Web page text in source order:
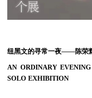
纽黑文的寻常一夜——陈荣
AN ORDINARY
SOLO EXHIBITION